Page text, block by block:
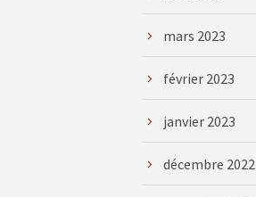
mars 2023
février 2023
janvier 2023
décembre 2022